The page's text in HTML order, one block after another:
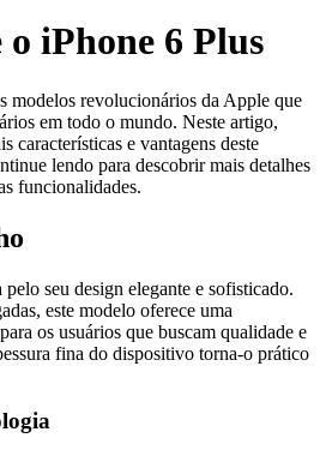
iPhone 6 Plus
modelos revolucionários da Apple que
em todo o mundo. Neste artigo,
características e vantagens deste
lendo para descobrir mais detalhes
funcionalidades.
seu design elegante e sofisticado.
este modelo oferece uma
os usuários que buscam qualidade e
fina do dispositivo torna-o prático